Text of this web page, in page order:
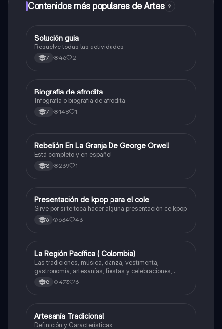
Contenidos más populares de Artes 9
Artes
Solución guia
Resuelve todas las actividades
7 46 2
Artes
Biografia de afrodita
Infografía o biografia de afrodita
7 148 1
Sociales/Historia
Rebelión En La Granja De George Orwell
Está completo y en español
8 239 1
Artes
Presentación de kpop para el cole
Sirve por si te toca hacer alguna presentación de kpop
6 634 43
Artes
La Región Pacífica ( Colombia)
Las tradiciones, música, danza, vestimenta,
gastronomía, artesanías, fiestas y celebraciones,
medicina tradicional, ritmos e instrumentos
musicales.
8 473 6
Artes
Artesanía Tradicional
Definición y Características